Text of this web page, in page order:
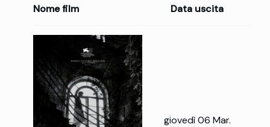
Nome film Data uscita
giovedì 06 Mar.